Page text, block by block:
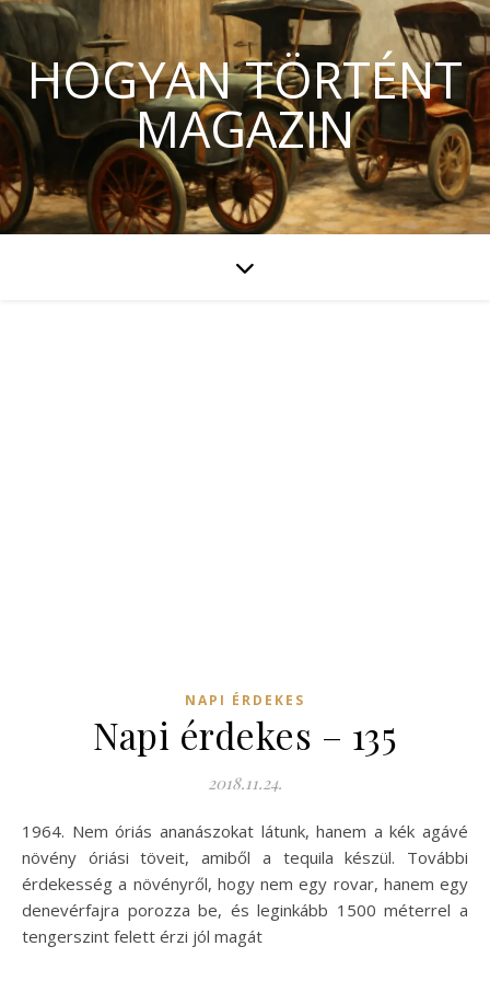
HOGYAN TÖRTÉNT
MAGAZIN
NAPI ÉRDEKES
Napi érdekes – 135
2018.11.24.
1964. Nem óriás ananászokat látunk, hanem a kék agávé
növény óriási töveit, amiből a tequila készül. További
érdekesség a növényről, hogy nem egy rovar, hanem egy
denevérfajra porozza be, és leginkább 1500 méterrel a
tengerszint felett érzi jól magát